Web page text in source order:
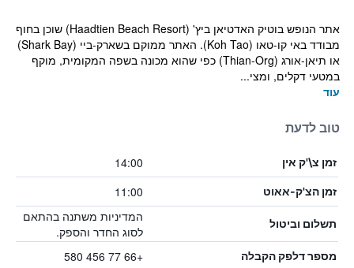
אתר הנופש בוטיק האדטיאן ביץ' (Haadtien Beach Resort) שוכן בחוף
מבודד באי קו-טאו (Koh Tao). האתר ממוקם בשארק-ביי (Shark Bay)
או תיאן-אורג (Thian-Org) כפי שהוא מכונה בשפה המקומית, מוקף
במטעי דקלים, ומצי...
עוד
טוב לדעת
זמן צ\'ק אין 14:00
זמן הצ'ק-אאוט 11:00
תשלום וביטול
המדיניות משתנה בהתאם
לסוג החדר והספק.
מספר דלפק הקבלה +66 77 456 580